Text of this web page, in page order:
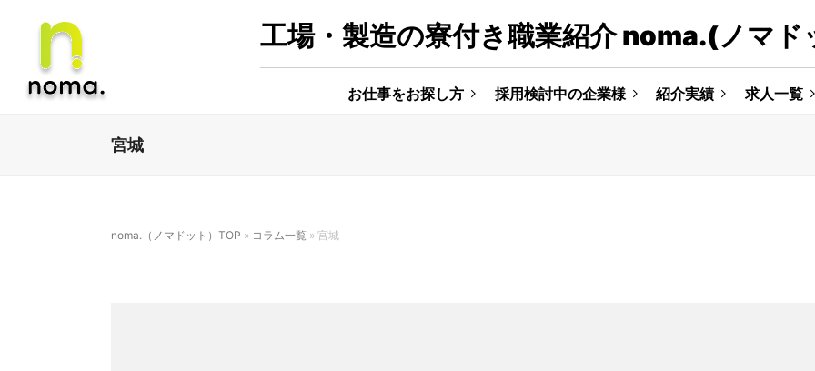
工場・製造の寮付き職業紹介 noma.(ノマド
お仕事をお探し方 採用検討中の企業様 紹介実績 求人一覧
宮城
noma.（ノマドット）TOP » コラム一覧 » 宮城